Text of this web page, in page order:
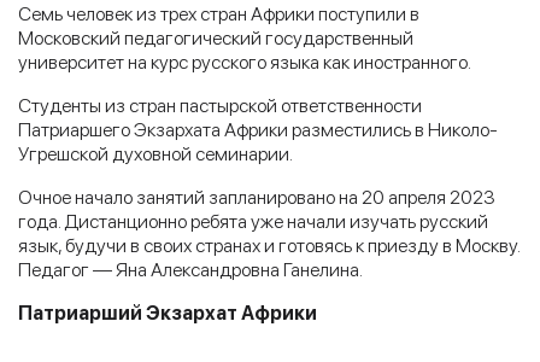
Семь человек из трех стран Африки поступили в
Московский педагогический государственный
университет на курс русского языка как иностранного.
Студенты из стран пастырской ответственности
Патриаршего Экзархата Африки разместились в Николо-
Угрешской духовной семинарии.
Очное начало занятий запланировано на 20 апреля 2023
года. Дистанционно ребята уже начали изучать русский
язык, будучи в своих странах и готовясь к приезду в Москву.
Педагог — Яна Александровна Ганелина.
Патриарший Экзархат Африки